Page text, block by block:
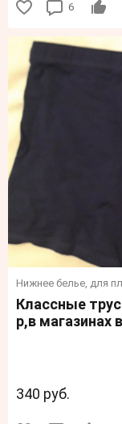
6
Нижнее белье, для
Классные
р,в магазинах
340 руб.